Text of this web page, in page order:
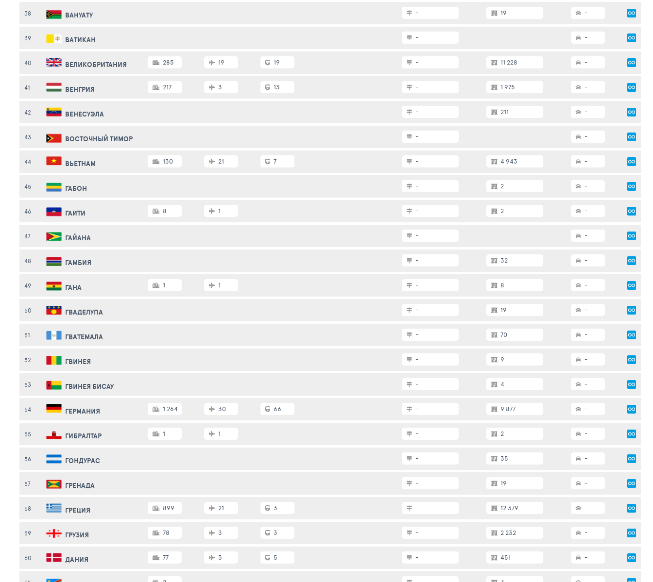
38 ВАНУАТУ - 19 -
39 ВАТИКАН - -
40 ВЕЛИКОБРИТАНИЯ 285 19 19 - 11 228 -
41 ВЕНГРИЯ 217 3 13 - 1 975 -
42 ВЕНЕСУЭЛА - 211 -
43 ВОСТОЧНЫЙ ТИМОР - -
44 ВЬЕТНАМ 130 21 7 - 4 943 -
45 ГАБОН - 2 -
46 ГАИТИ 8 1 - 2 -
47 ГАЙАНА - -
48 ГАМБИЯ - 32 -
49 ГАНА 1 1 - 8 -
50 ГВАДЕЛУПА - 19 -
51 ГВАТЕМАЛА - 70 -
52 ГВИНЕЯ - 9 -
53 ГВИНЕЯ БИСАУ - 4 -
54 ГЕРМАНИЯ 1 264 30 66 - 9 877 -
55 ГИБРАЛТАР 1 1 - 2 -
56 ГОНДУРАС - 35 -
57 ГРЕНАДА - 19 -
58 ГРЕЦИЯ 899 21 3 - 12 379 -
59 ГРУЗИЯ 78 3 3 - 2 232 -
60 ДАНИЯ 77 3 5 - 451 -